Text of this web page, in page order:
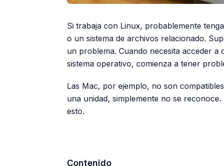
Si trabaja con Linux, probablemente
o un sistema de archivos relacionado.
un problema. Cuando necesita acceder a
sistema operativo, comienza a tener
Las Mac, por ejemplo, no son
una unidad, simplemente no se
esto.
Contenido